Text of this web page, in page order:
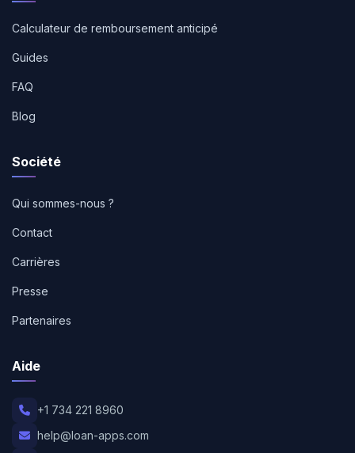
Calculateur de remboursement anticipé
Guides
FAQ
Blog
Société
Qui sommes-nous ?
Contact
Carrières
Presse
Partenaires
Aide
+1 734 221 8960
help@loan-apps.com